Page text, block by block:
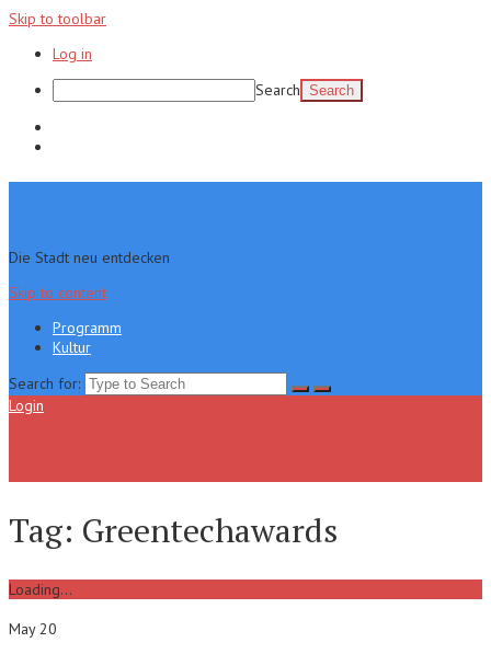
Skip to toolbar
Log in
Search
Die Stadt neu entdecken
Skip to content
Programm
Kultur
Search for:
Login
Tag: Greentechawards
Loading...
May 20